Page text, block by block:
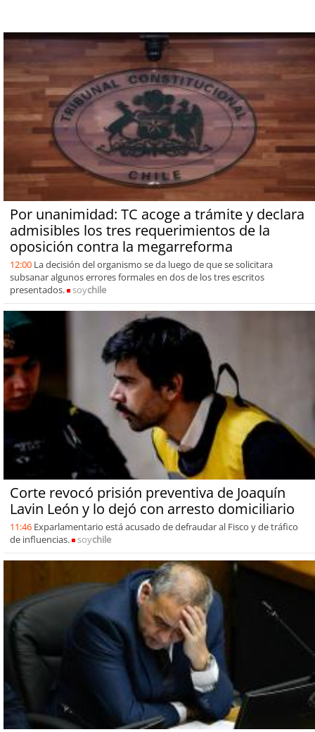
Por unanimidad: TC acoge a trámite y declara
admisibles los tres requerimientos de la
oposición contra la megarreforma
12:00 La decisión del organismo se da luego de que se solicitara
subsanar algunos errores formales en dos de los tres escritos
presentados.
soychile
Corte revocó prisión preventiva de Joaquín
Lavin León y lo dejó con arresto domiciliario
11:46 Exparlamentario está acusado de defraudar al Fisco y de tráfico
de influencias.
soychile